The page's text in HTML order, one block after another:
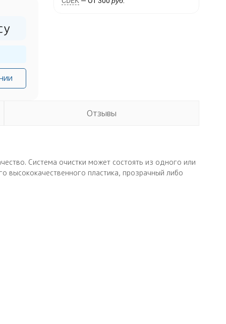
Отзывы
Система очистки может состоять из одного или
высококачественного пластика, прозрачный либо